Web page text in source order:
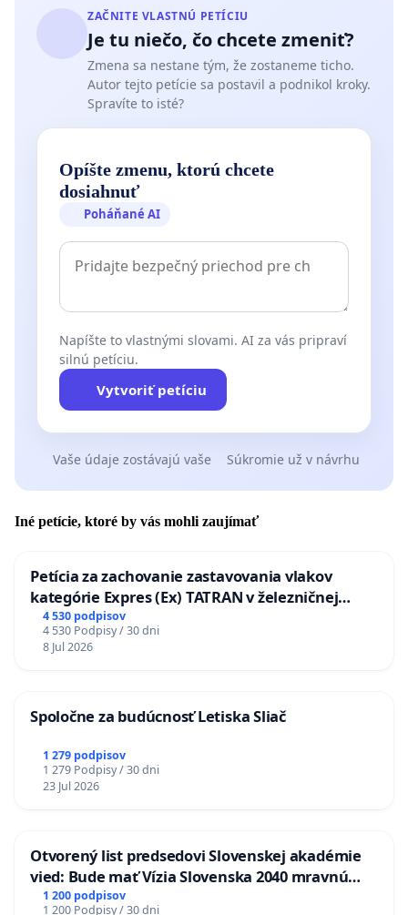
ZAČNITE VLASTNÚ PETÍCIU
Je tu niečo, čo chcete zmeniť?
Zmena sa nestane tým, že zostaneme ticho.
Autor tejto petície sa postavil a podnikol kroky.
Spravíte to isté?
Opíšte zmenu, ktorú chcete
dosiahnuť
Poháňané AI
Napíšte to vlastnými slovami. AI za vás pripraví
silnú petíciu.
Vytvoriť petíciu
Vaše údaje zostávajú vaše Súkromie už v návrhu
Iné petície, ktoré by vás mohli zaujímať
Petícia za zachovanie zastavovania vlakov
kategórie Expres (Ex) TATRAN v železničnej
stanici Púchov
4 530 podpisov
4 530 Podpisy / 30 dni
8 Jul 2026
Spoločne za budúcnosť Letiska Sliač
1 279 podpisov
1 279 Podpisy / 30 dni
23 Jul 2026
Otvorený list predsedovi Slovenskej akadémie
vied: Bude mať Vízia Slovenska 2040 mravnú
chrbticu?
1 200 podpisov
1 200 Podpisy / 30 dni